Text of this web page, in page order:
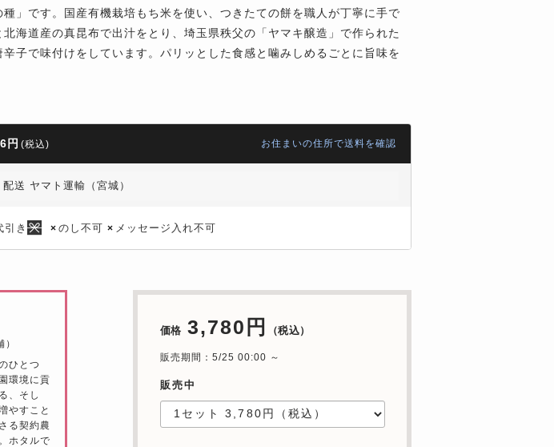
」です。国産有機栽培もち米を使い、つきたての餅を職人が丁寧に手で
海道産の真昆布で出汁をとり、埼玉県秩父の「ヤマキ醸造」で作られた
子で味付けをしています。パリッとした食感と噛みしめるごとに旨味を
円 (税込) お住まいの住所で送料を確認
配送 ヤマト運輸（宮城）
引き × のし不可 × メッセージ入れ不可
価格 3,780円 （税込）
販売期間：5/25 00:00 ～
販売中
ひとつ
環境に貢
、そし
やすこと
る契約農
ホタルで